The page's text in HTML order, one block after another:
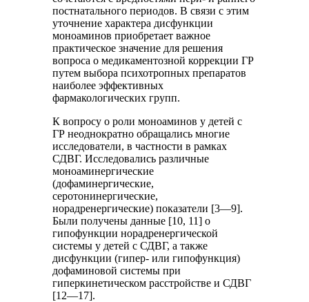
постнатального периодов. В связи с этим
уточнение характера дисфункции
моноаминов приобретает важное
практическое значение для решения
вопроса о медикаментозной коррекции ГР
путем выбора психотропных препаратов
наиболее эффективных
фармакологических групп.
К вопросу о роли моноаминов у детей с
ГР неоднократно обращались многие
исследователи, в частности в рамках
СДВГ. Исследовались различные
моноаминергические
(дофаминергические,
серотонинергические,
норадренергические) показатели [3—9].
Были получены данные [10, 11] о
гипофункции норадренергической
системы у детей с СДВГ, а также
дисфункции (гипер- или гипофункция)
дофаминовой системы при
гиперкинетическом расстройстве и СДВГ
[12—17].